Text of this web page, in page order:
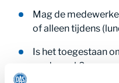
Mag de
of alleen tijdens
Is het toegestaan
op de zaak?